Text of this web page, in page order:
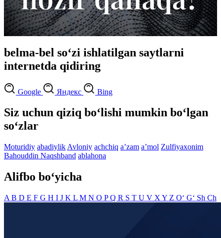
belma-bel so‘zi ishlatilgan saytlarni
internetda qidiring
Google Яндекс Bing
Siz uchun qiziq bo‘lishi mumkin bo‘lgan
so‘zlar
Moturidiy abadiylik Avloniy achchiq aʼzam aʼmol Zulfiyaxonim
Bahouddin Naqshband ablahona
Alifbo bo‘yicha
A B D E F G H I J K L M N O PQ R S T U V X Y Z O‘ G‘ Sh Ch